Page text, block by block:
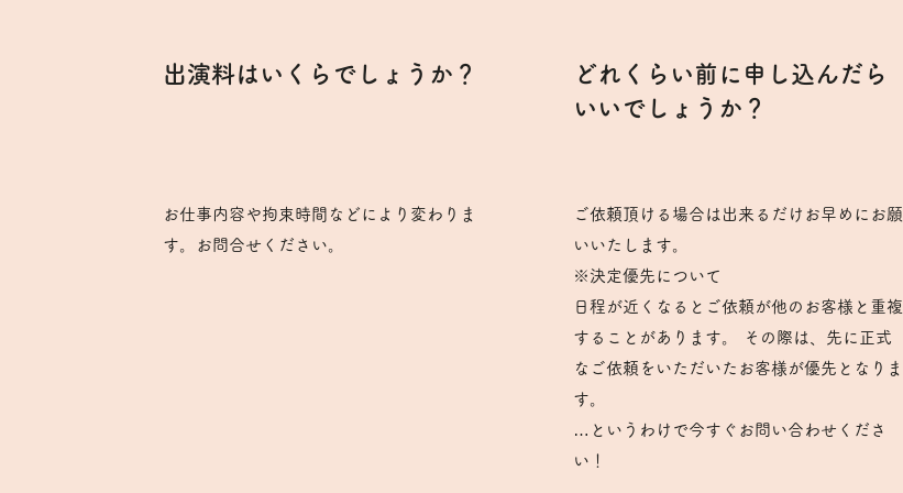
出演料はいくらでしょうか？
お仕事内容や拘束時間などにより変わりま
す。お問合せください。
どれくらい前に申し込んだら
いいでしょうか？
ご依頼頂ける場合は出来るだけお早めにお願
いいたします。
※決定優先について
日程が近くなるとご依頼が他のお客様と重複
することがあります。 その際は、先に正式
なご依頼をいただいたお客様が優先となりま
す。
…というわけで今すぐお問い合わせくださ
い！